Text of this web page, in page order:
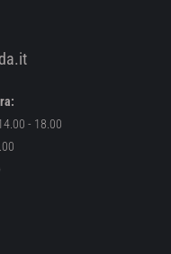
- 18.00